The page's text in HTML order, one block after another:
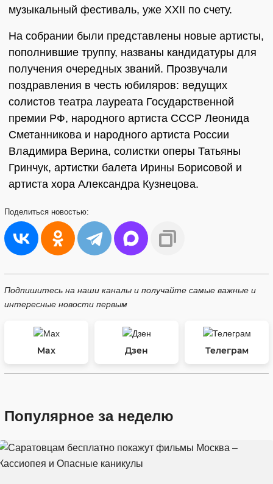
музыкальный фестиваль, уже XXII по счету.
На собрании были представлены новые артисты,
пополнившие труппу, названы кандидатуры для
получения очередных званий. Прозвучали
поздравления в честь юбиляров: ведущих
солистов театра лауреата Государственной
премии РФ, народного артиста СССР Леонида
Сметанникова и народного артиста России
Владимира Верина, солистки оперы Татьяны
Гринчук, артистки балета Ирины Борисовой и
артиста хора Александра Кузнецова.
Поделиться новостью:
Подпишитесь на наши каналы и получайте самые важные и
интересные новости первым
Max Дзен Телеграм
Популярное за неделю